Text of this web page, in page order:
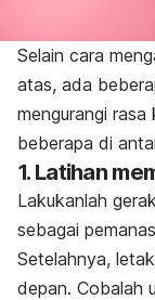
Selain cara
atas, ada
mengurangi
beberapa di
1. Latihan
Lakukanlah
sebagai
Setelahnya,
depan. Cobalah